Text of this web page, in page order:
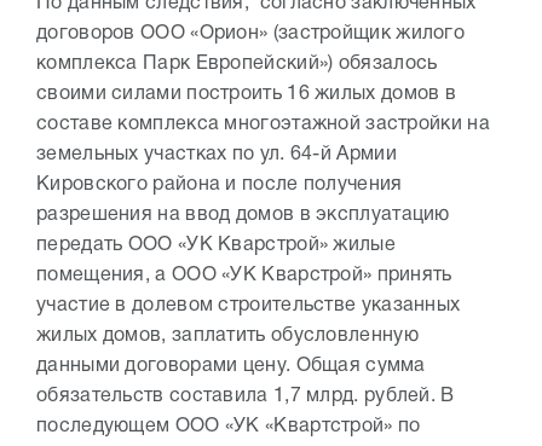
договоров ООО «Орион» (застройщик жилого
комплекса Парк Европейский») обязалось
своими силами построить 16 жилых домов в
составе комплекса многоэтажной застройки на
земельных участках по ул. 64-й Армии
Кировского района и после получения
разрешения на ввод домов в эксплуатацию
передать ООО «УК Кварстрой» жилые
помещения, а ООО «УК Кварстрой» принять
участие в долевом строительстве указанных
жилых домов, заплатить обусловленную
данными договорами цену. Общая сумма
обязательств составила 1,7 млрд. рублей. В
последующем ООО «УК «Квартстрой» по